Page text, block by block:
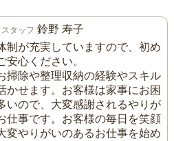
タッフ 鈴野 寿子
制が充実していますので、初め
安心ください。
掃除や整理収納の経験やスキル
かせます。お客様は家事にお困
いので、大変感謝されるやりが
仕事です。お客様の毎日を笑顔
変やりがいのあるお仕事を始め